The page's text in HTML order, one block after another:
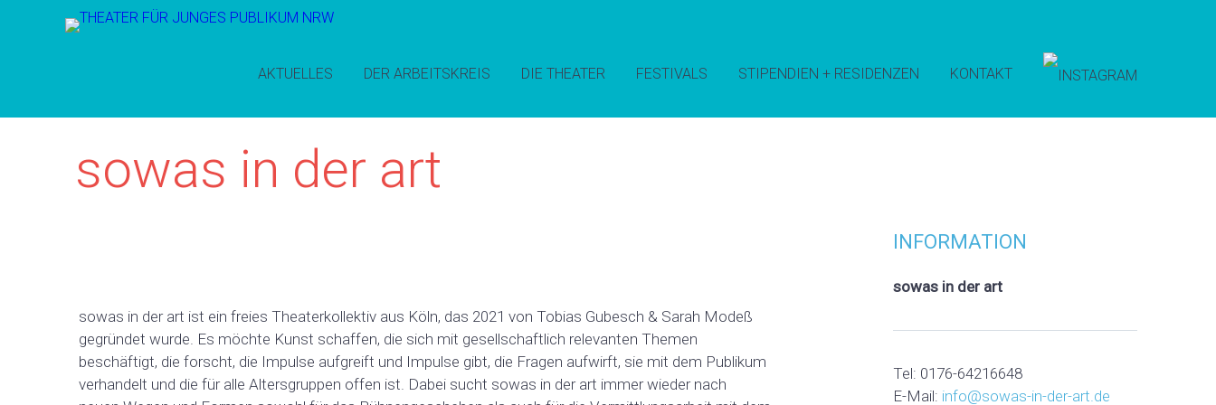
AKTUELLES DER ARBEITSKREIS DIE THEATER FESTIVALS STIPENDIEN + RESIDENZEN KONTAKT
sowas in der art
sowas in der art ist ein freies Theaterkollektiv aus Köln, das 2021 von Tobias Gubesch & Sarah Modeß
gegründet wurde. Es möchte Kunst schaffen, die sich mit gesellschaftlich relevanten Themen
beschäftigt, die forscht, die Impulse aufgreift und Impulse gibt, die Fragen aufwirft, sie mit dem Publikum
verhandelt und die für alle Altersgruppen offen ist. Dabei sucht sowas in der art immer wieder nach
INFORMATION
sowas in der art
Tel: 0176-64216648
E-Mail: info@sowas-in-der-art.de